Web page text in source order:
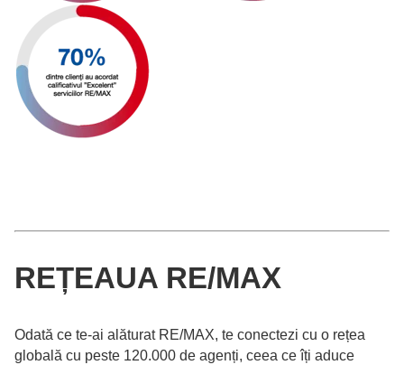
REȚEAUA RE/MAX
Odată ce te-ai alăturat RE/MAX, te conectezi cu o rețea
globală cu peste 120.000 de agenți, ceea ce îți aduce